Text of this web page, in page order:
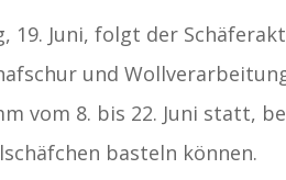
19. Juni, folgt der
und
vom 8. bis 22. Juni statt,
basteln können.